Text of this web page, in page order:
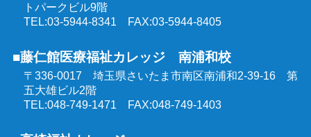
トパークビル9階
TEL:03-5944-8341 FAX:03-5944-8405
■藤仁館医療福祉カレッジ 南浦和校
〒336-0017 埼玉県さいたま市南区南浦和2-39-16 第
五大雄ビル2階
TEL:048-749-1471 FAX:048-749-1403